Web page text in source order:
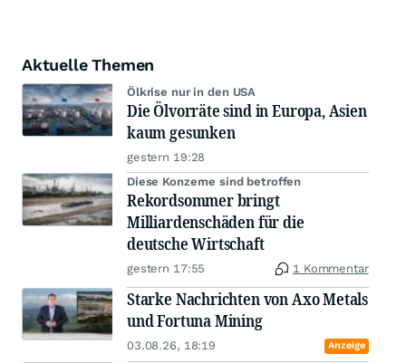
Aktuelle Themen
Ölkrise nur in den USA
Die Ölvorräte sind in Europa, Asien
kaum gesunken
gestern 19:28
Diese Konzerne sind betroffen
Rekordsommer bringt
Milliardenschäden für die
deutsche Wirtschaft
gestern 17:55 1 Kommentar
Starke Nachrichten von Axo Metals
und Fortuna Mining
03.08.26, 18:19 Anzeige